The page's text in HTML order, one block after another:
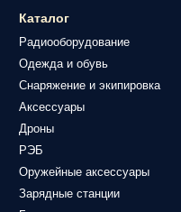
Каталог
Радиооборудование
Одежда и обувь
Снаряжение и экипировка
Аксессуары
Дроны
РЭБ
Оружейные аксессуары
Зарядные станции